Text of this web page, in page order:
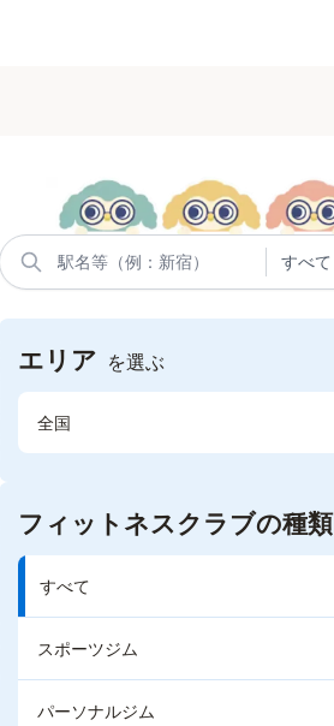
エリア を選ぶ
全国
フィットネスクラブの種類
すべて
スポーツジム
パーソナルジム